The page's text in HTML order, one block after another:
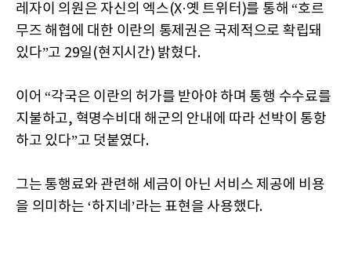
레자이 의원은 자신의 엑스(X·옛 트위터)를 통해 “호르
무즈 해협에 대한 이란의 통제권은 국제적으로 확립돼
있다”고 29일(현지시간) 밝혔다.
이어 “각국은 이란의 허가를 받아야 하며 통행 수수료를
지불하고, 혁명수비대 해군의 안내에 따라 선박이 통항
하고 있다”고 덧붙였다.
그는 통행료와 관련해 세금이 아닌 서비스 제공에 비용
을 의미하는 ‘하지네’라는 표현을 사용했다.